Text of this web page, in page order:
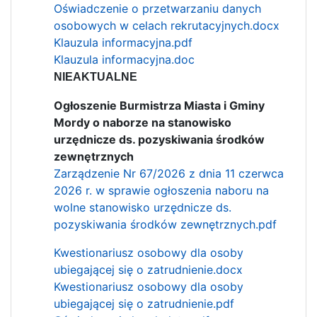
Oświadczenie o przetwarzaniu danych
osobowych w celach rekrutacyjnych.docx
Klauzula informacyjna.pdf
Klauzula informacyjna.doc
NIEAKTUALNE
Ogłoszenie Burmistrza Miasta i Gminy
Mordy o naborze na stanowisko
urzędnicze ds. pozyskiwania środków
zewnętrznych
Zarządzenie Nr 67/2026 z dnia 11 czerwca
2026 r. w sprawie ogłoszenia naboru na
wolne stanowisko urzędnicze ds.
pozyskiwania środków zewnętrznych.pdf
Kwestionariusz osobowy dla osoby
ubiegającej się o zatrudnienie.docx
Kwestionariusz osobowy dla osoby
ubiegającej się o zatrudnienie.pdf